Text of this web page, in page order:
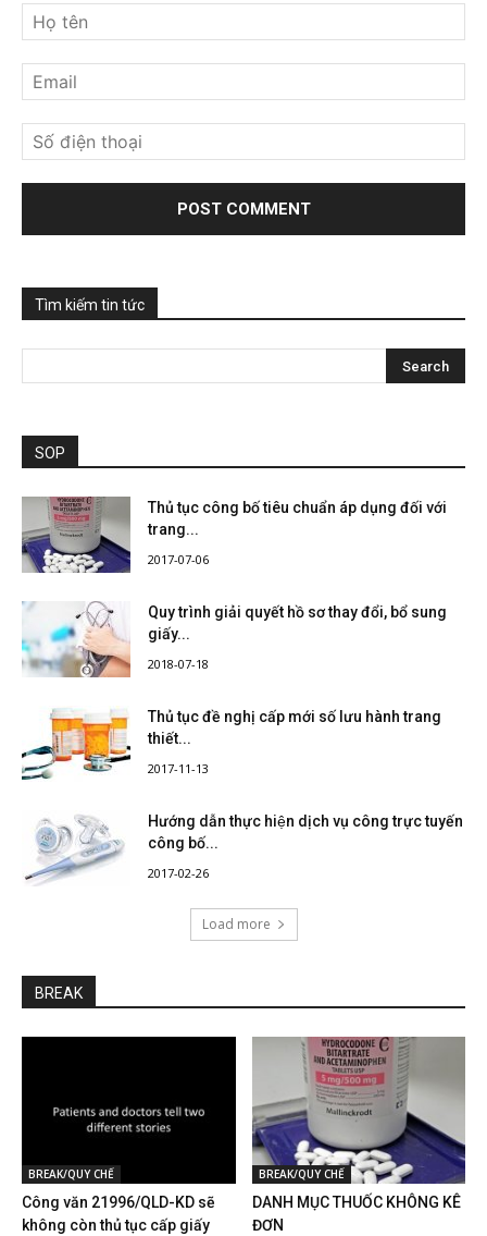
Tìm kiếm tin tức
SOP
Thủ tục công bố tiêu chuẩn áp dụng đối với
trang...
2017-07-06
Quy trình giải quyết hồ sơ thay đổi, bổ sung
giấy...
2018-07-18
Thủ tục đề nghị cấp mới số lưu hành trang
thiết...
2017-11-13
Hướng dẫn thực hiện dịch vụ công trực tuyến
công bố...
2017-02-26
Load more
BREAK
BREAK/QUY CHẾ
Công văn 21996/QLD-KD sẽ
không còn thủ tục cấp giấy
BREAK/QUY CHẾ
DANH MỤC THUỐC KHÔNG KÊ
ĐƠN